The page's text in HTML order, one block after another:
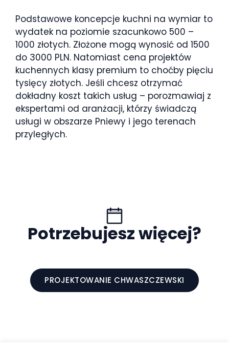
Podstawowe koncepcje kuchni na wymiar to
wydatek na poziomie szacunkowo 500 –
1000 złotych. Złożone mogą wynosić od 1500
do 3000 PLN. Natomiast cena projektów
kuchennych klasy premium to choćby pięciu
tysięcy złotych. Jeśli chcesz otrzymać
dokładny koszt takich usług – porozmawiaj z
ekspertami od aranżacji, którzy świadczą
usługi w obszarze Pniewy i jego terenach
przyległych.
Potrzebujesz więcej?
PROJEKTOWANIE CHWASZCZEWSKI